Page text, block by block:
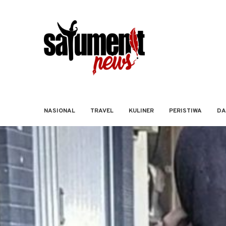
NASIONAL TRAVEL KULINER PERISTIWA